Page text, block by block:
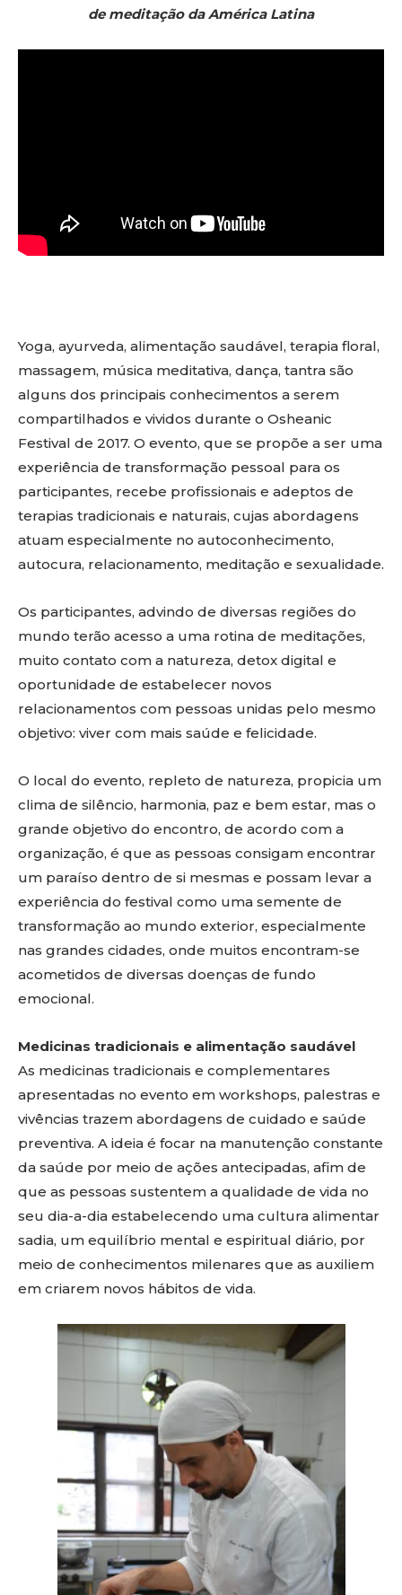
de meditação da América Latina
Yoga, ayurveda, alimentação saudável, terapia floral,
massagem, música meditativa, dança, tantra são
alguns dos principais conhecimentos a serem
compartilhados e vividos durante o Osheanic
Festival de 2017. O evento, que se propõe a ser uma
experiência de transformação pessoal para os
participantes, recebe profissionais e adeptos de
terapias tradicionais e naturais, cujas abordagens
atuam especialmente no autoconhecimento,
autocura, relacionamento, meditação e sexualidade.
Os participantes, advindo de diversas regiões do
mundo terão acesso a uma rotina de meditações,
muito contato com a natureza, detox digital e
oportunidade de estabelecer novos
relacionamentos com pessoas unidas pelo mesmo
objetivo: viver com mais saúde e felicidade.
O local do evento, repleto de natureza, propicia um
clima de silêncio, harmonia, paz e bem estar, mas o
grande objetivo do encontro, de acordo com a
organização, é que as pessoas consigam encontrar
um paraíso dentro de si mesmas e possam levar a
experiência do festival como uma semente de
transformação ao mundo exterior, especialmente
nas grandes cidades, onde muitos encontram-se
acometidos de diversas doenças de fundo
emocional.
Medicinas tradicionais e alimentação saudável
As medicinas tradicionais e complementares
apresentadas no evento em workshops, palestras e
vivências trazem abordagens de cuidado e saúde
preventiva. A ideia é focar na manutenção constante
da saúde por meio de ações antecipadas, afim de
que as pessoas sustentem a qualidade de vida no
seu dia-a-dia estabelecendo uma cultura alimentar
sadia, um equilíbrio mental e espiritual diário, por
meio de conhecimentos milenares que as auxiliem
em criarem novos hábitos de vida.